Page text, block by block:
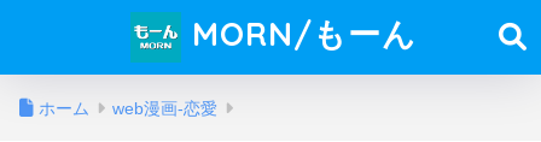
MORN/もーん
ホーム web漫画-恋愛